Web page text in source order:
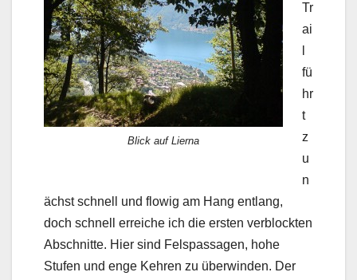
Blick auf Lierna
Tr
ai
fü
hr
t
z
u
n
ächst schnell und flowig am Hang entlang,
doch schnell erreiche ich die ersten verblockten
Abschnitte. Hier sind Felspassagen, hohe
Stufen und enge Kehren zu überwinden. Der